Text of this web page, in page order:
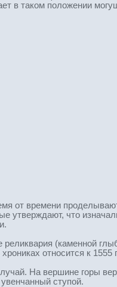
в таком положении
от времени
утверждают, что
реликвария (каменной
относится к 1555
На вершине горы
ступой.